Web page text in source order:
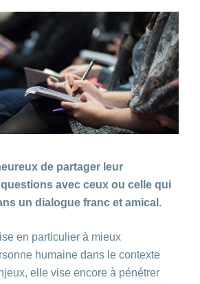
de partager leur
avec ceux ou celle qui
un dialogue franc et amical.
en particulier à mieux
humaine dans le contexte
elle vise encore à pénétrer